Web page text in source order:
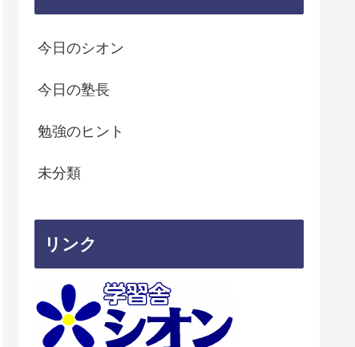
今日のシオン
今日の塾長
勉強のヒント
未分類
リンク